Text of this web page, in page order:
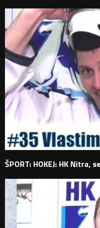
ŠPORT: HOKEJ: HK Nitra,